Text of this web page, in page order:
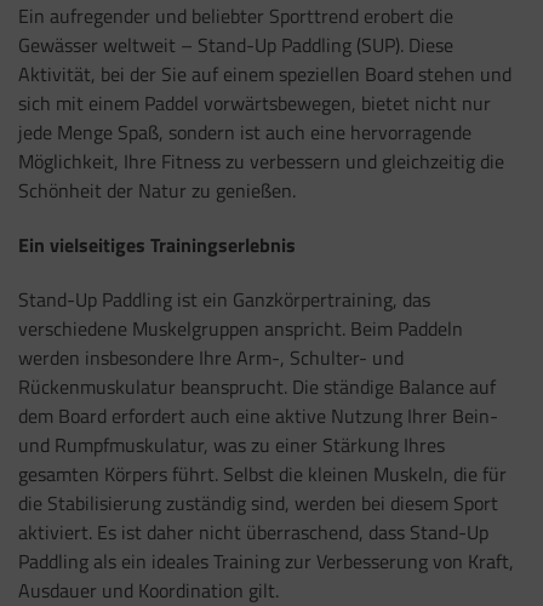
Ein aufregender und beliebter Sporttrend erobert die
Gewässer weltweit – Stand-Up Paddling (SUP). Diese
Aktivität, bei der Sie auf einem speziellen Board stehen und
sich mit einem Paddel vorwärtsbewegen, bietet nicht nur
jede Menge Spaß, sondern ist auch eine hervorragende
Möglichkeit, Ihre Fitness zu verbessern und gleichzeitig die
Schönheit der Natur zu genießen.
Ein vielseitiges Trainingserlebnis
Stand-Up Paddling ist ein Ganzkörpertraining, das
verschiedene Muskelgruppen anspricht. Beim Paddeln
werden insbesondere Ihre Arm-, Schulter- und
Rückenmuskulatur beansprucht. Die ständige Balance auf
dem Board erfordert auch eine aktive Nutzung Ihrer Bein-
und Rumpfmuskulatur, was zu einer Stärkung Ihres
gesamten Körpers führt. Selbst die kleinen Muskeln, die für
die Stabilisierung zuständig sind, werden bei diesem Sport
aktiviert. Es ist daher nicht überraschend, dass Stand-Up
Paddling als ein ideales Training zur Verbesserung von Kraft,
Ausdauer und Koordination gilt.